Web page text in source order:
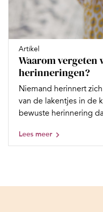
Artikel
Waarom vergeten
herinneringen?
Niemand herinnert
van de lakentjes in de
bewuste herinnering
Lees meer